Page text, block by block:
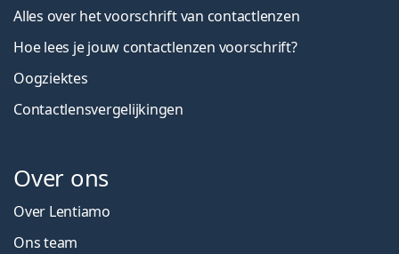
Alles over het voorschrift van contactlenzen
Hoe lees je jouw contactlenzen voorschrift?
Oogziektes
Contactlensvergelijkingen
Over ons
Over Lentiamo
Ons team